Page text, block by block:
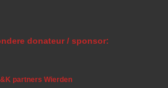
donateur / sponsor:
partners Wierden